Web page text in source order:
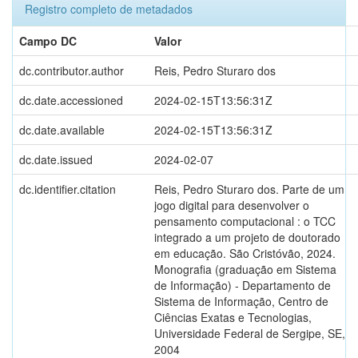
Registro completo de metadados
Campo DC
Valor
dc.contributor.author
Reis, Pedro Sturaro dos
dc.date.accessioned
2024-02-15T13:56:31Z
dc.date.available
2024-02-15T13:56:31Z
dc.date.issued
2024-02-07
dc.identifier.citation
Reis, Pedro Sturaro dos. Parte de um
jogo digital para desenvolver o
pensamento computacional : o TCC
integrado a um projeto de doutorado
em educação. São Cristóvão, 2024.
Monografia (graduação em Sistema
de Informação) - Departamento de
Sistema de Informação, Centro de
Ciências Exatas e Tecnologias,
Universidade Federal de Sergipe, SE,
2004